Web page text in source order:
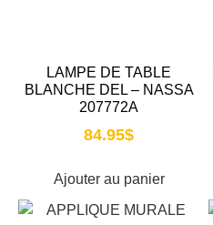
LAMPE DE TABLE
BLANCHE DEL – NASSA
207772A
84.95$
Ajouter au panier